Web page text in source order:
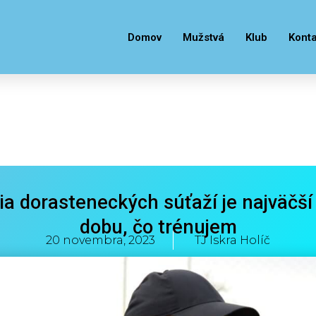
Domov Mužstvá Klub
dorasteneckých súťaží je
dobu, čo trénujem
dorasteneckých súťaží je
dobu, čo trénujem
20 novembra, 2023 TJ Iskra Holíč